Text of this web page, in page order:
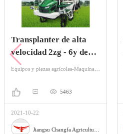
Transplanter de alta
velocidad 2zg - 6y de
pelo largo
5463
2021-10-22